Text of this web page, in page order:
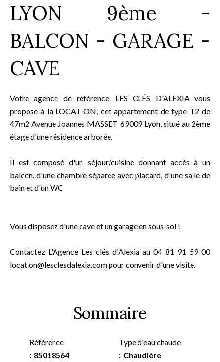
LYON 9ème -
BALCON - GARAGE -
CAVE
Votre agence de référence, LES CLÉS D'ALEXIA vous
propose à la LOCATION, cet appartement de type T2 de
47m2 Avenue Joannes MASSET 69009 Lyon, situé au 2ème
étage d'une résidence arborée.
Il est composé d'un séjour/cuisine donnant accès à un
balcon, d'une chambre séparée avec placard, d'une salle de
bain et d'un WC
Vous disposez d'une cave et un garage en sous-sol !
Contactez L'Agence Les clés d'Alexia au 04 81 91 59 00
location@lesclesdalexia.com pour convenir d'une visite.
Sommaire
Référence
85018564
Type d'eau chaude
Chaudière